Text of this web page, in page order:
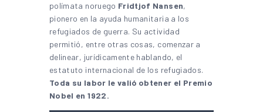
polímata noruego Fridtjof Nansen,
pionero en la ayuda humanitaria a los
refugiados de guerra. Su actividad
permitió, entre otras cosas, comenzar a
delinear, jurídicamente hablando, el
estatuto internacional de los refugiados.
Toda su labor le valió obtener el Premio
Nobel en 1922.